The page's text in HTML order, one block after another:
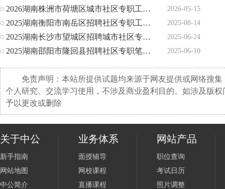
2026湖南株洲市荷塘区城市社区专职工作者招聘笔试公告 2026-05-15
2025湖南衡阳市南岳区招聘社区专职工作者笔试有关事项公告 2025-08-14
2025湖南长沙市望城区招聘城市社区专职工作人员笔试公告 2025-06-24
2025湖南邵阳市隆回县招聘社区专职笔试有关事项公告 2025-06-10
免责声明：本站所提供试题均来源于网友提供或网络搜
个人研究、交流学习使用，不涉及商业盈利目的。如涉及版
予以更改或删除
关于中公
新手指南
网站地图
中公简介
业务体系
面授辅导
网校课程
直播课程
网站产品
职位查询
考试日历
照片调整